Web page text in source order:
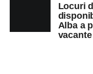
Locuri
Alba a
vacante